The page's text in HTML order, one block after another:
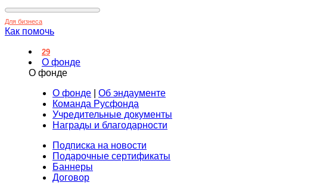
Для бизнеса
Как помочь
29
О фонде
О фонде
О фонде
Об эндаументе
Команда Русфонда
Учредительные документы
Награды и благодарности
Подписка на новости
Подарочные сертификаты
Баннеры
Договор